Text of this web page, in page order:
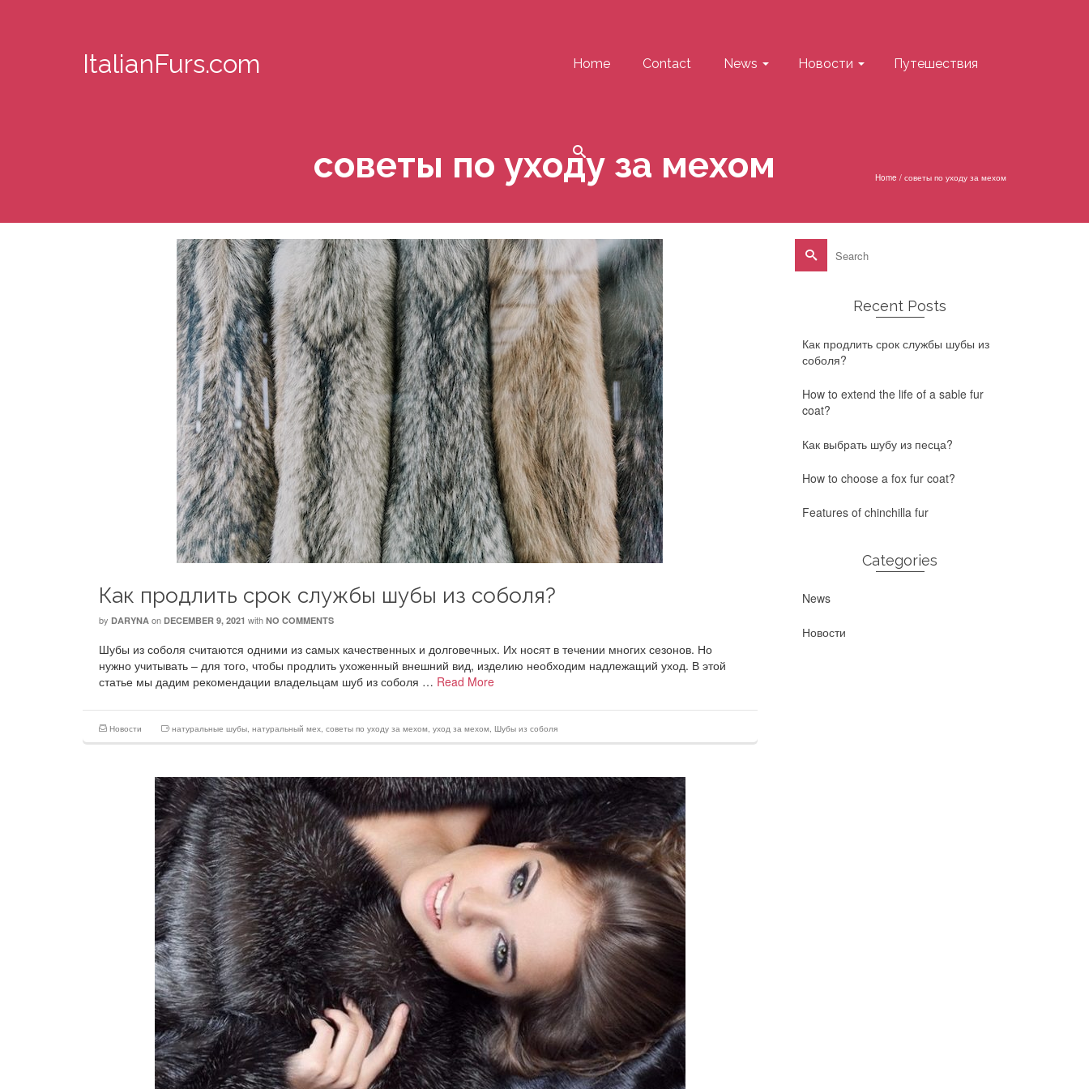
ItalianFurs.com Home Contact News Новости Путешествия
советы по уходу за мехом Home / советы по уходу за мехом
Как продлить срок службы шубы из соболя?
by DARYNA on DECEMBER 9, 2021 with NO COMMENTS
Шубы из соболя считаются одними из самых качественных и долговечных. Их носят в течении многих сезонов. Но
нужно учитывать – для того, чтобы продлить ухоженный внешний вид, изделию необходим надлежащий уход. В этой
статье мы дадим рекомендации владельцам шуб из соболя … Read More
Новости натуральные шубы, натуральный мех, советы по уходу за мехом, уход за мехом, Шубы из соболя
Search
for:
Recent Posts
Как продлить срок службы шубы из
соболя?
How to extend the life of a sable fur
coat?
Как выбрать шубу из песца?
How to choose a fox fur coat?
Features of chinchilla fur
Categories
News
Новости